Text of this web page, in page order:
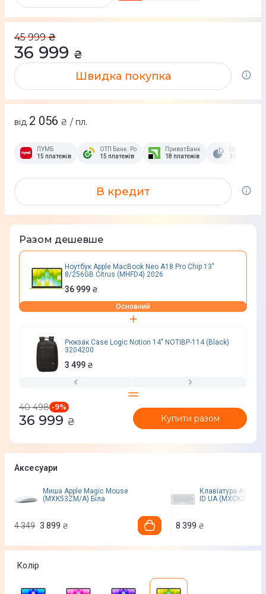
45 999 ₴
36 999 ₴
Швидка покупка
від 2 056 ₴ / пл.
ПУМБ
15 платежів
ОТП Банк. Розстрочка Скибочка.
15 платежів
ПриватБанк
18 платежів
15 платежів
В кредит
Разом дешевше
Ноутбук Apple MacBook Neo A18 Pro Chip 13"
8/256GB Citrus (MHFD4) 2026
36 999 ₴
Основний
Рюкзак Case Logic Notion 14" NOTIBP-114 (Black)
3204200
3 499 ₴
40 498 -9%
36 999 ₴ Купити разом
Аксесуари
Миша Apple Magic Mouse
(MXK53ZM/A) Бiла
4 349 3 899 ₴
Клавіатура Apple
ID UA (MXCK3UA/A)
8 399 ₴
Колір